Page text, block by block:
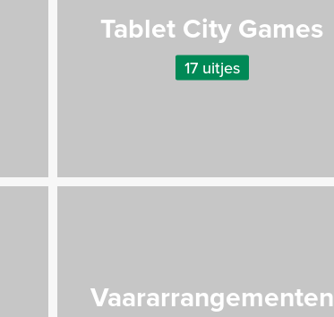
Tablet City Games
17 uitjes
Vaararrangementen